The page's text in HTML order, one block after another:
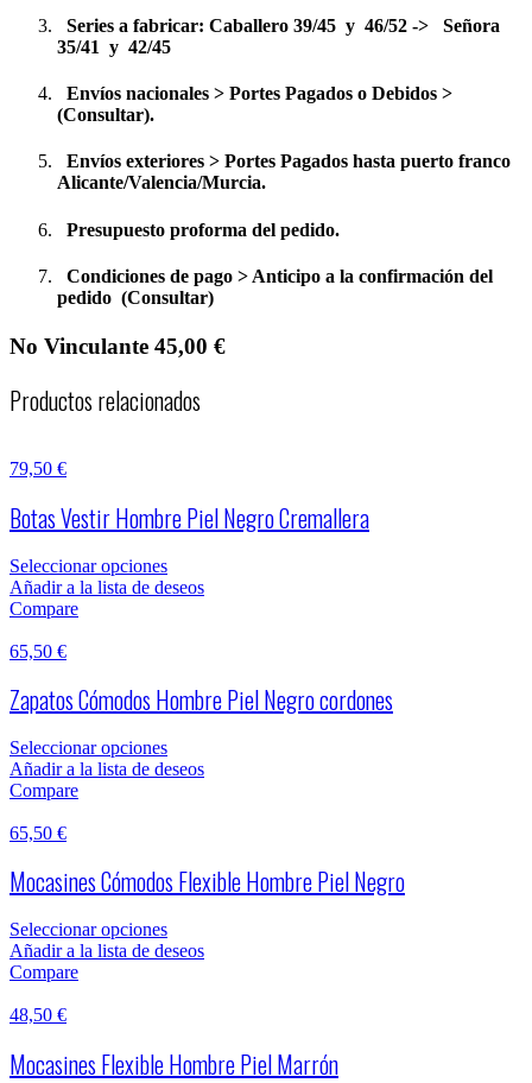
Series a fabricar: Caballero 39/45 y 46/52 -> Señora
35/41 y 42/45
Envíos nacionales > Portes Pagados o Debidos >
(Consultar).
Envíos exteriores > Portes Pagados hasta puerto franco
Alicante/Valencia/Murcia.
Presupuesto proforma del pedido.
Condiciones de pago > Anticipo a la confirmación del
pedido (Consultar)
No Vinculante 45,00 €
Productos relacionados
79,50 €
Botas Vestir Hombre Piel Negro Cremallera
Seleccionar opciones
Añadir a la lista de deseos
Compare
65,50 €
Zapatos Cómodos Hombre Piel Negro cordones
Seleccionar opciones
Añadir a la lista de deseos
Compare
65,50 €
Mocasines Cómodos Flexible Hombre Piel Negro
Seleccionar opciones
Añadir a la lista de deseos
Compare
48,50 €
Mocasines Flexible Hombre Piel Marrón